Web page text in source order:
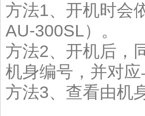
方法1、开机时会
AU-300SL）。
方法2、开机后，
机身编号，并对
方法3、查看由机